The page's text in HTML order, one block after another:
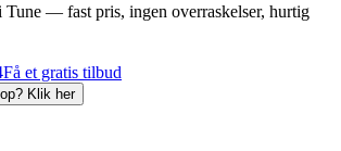
Tune — fast pris, ingen overraskelser, hurtig
Få et gratis tilbud
Klik her